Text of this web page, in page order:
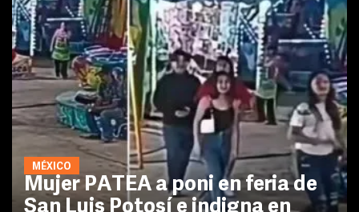
MÉXICO
Mujer PATEA a poni en feria de
San Luis Potosí e indigna en